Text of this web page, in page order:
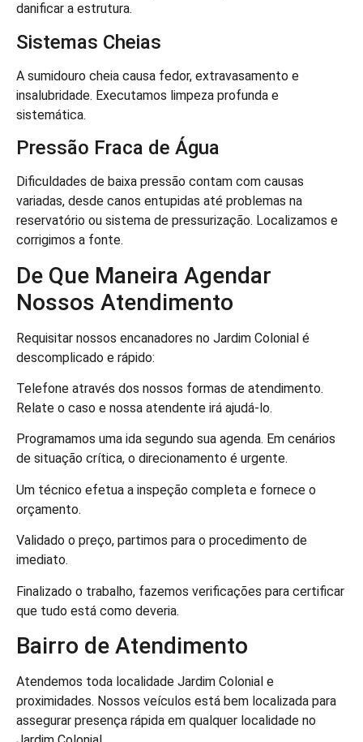
danificar a estrutura.
Sistemas Cheias
A sumidouro cheia causa fedor, extravasamento e
insalubridade. Executamos limpeza profunda e
sistemática.
Pressão Fraca de Água
Dificuldades de baixa pressão contam com causas
variadas, desde canos entupidas até problemas na
reservatório ou sistema de pressurização. Localizamos e
corrigimos a fonte.
De Que Maneira Agendar
Nossos Atendimento
Requisitar nossos encanadores no Jardim Colonial é
descomplicado e rápido:
Telefone através dos nossos formas de atendimento.
Relate o caso e nossa atendente irá ajudá-lo.
Programamos uma ida segundo sua agenda. Em cenários
de situação crítica, o direcionamento é urgente.
Um técnico efetua a inspeção completa e fornece o
orçamento.
Validado o preço, partimos para o procedimento de
imediato.
Finalizado o trabalho, fazemos verificações para certificar
que tudo está como deveria.
Bairro de Atendimento
Atendemos toda localidade Jardim Colonial e
proximidades. Nossos veículos está bem localizada para
assegurar presença rápida em qualquer localidade no